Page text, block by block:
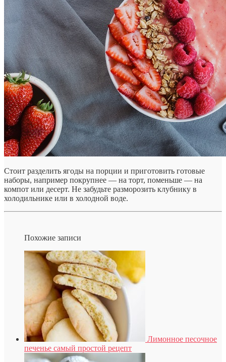
Стоит разделить ягоды на порции и приготовить готовые
наборы, например покрупнее — на торт, поменьше — на
компот или десерт. Не забудьте разморозить клубнику в
холодильнике или в холодной воде.
Похожие записи
Лимонное песочное
печенье самый простой рецепт